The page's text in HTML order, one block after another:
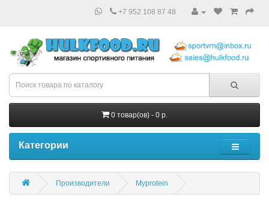
+7 952 108 87 48
0 товар(ов) - 0 р.
Категории
Производители Myprotein